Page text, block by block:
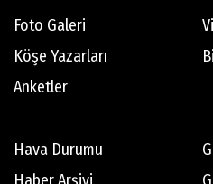
Foto Galeri
Köşe Yazarları
Anketler
Hava Durumu